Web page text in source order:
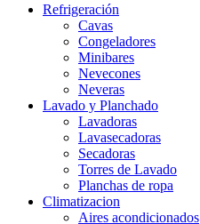
Refrigeración
Cavas
Congeladores
Minibares
Nevecones
Neveras
Lavado y Planchado
Lavadoras
Lavasecadoras
Secadoras
Torres de Lavado
Planchas de ropa
Climatizacion
Aires acondicionados